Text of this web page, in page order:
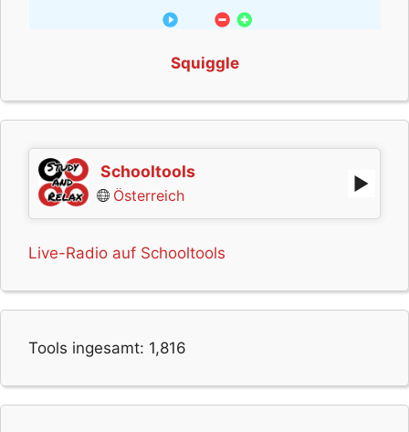
Squiggle
Schooltools
Österreich
Live-Radio auf Schooltools
Tools ingesamt: 1,816